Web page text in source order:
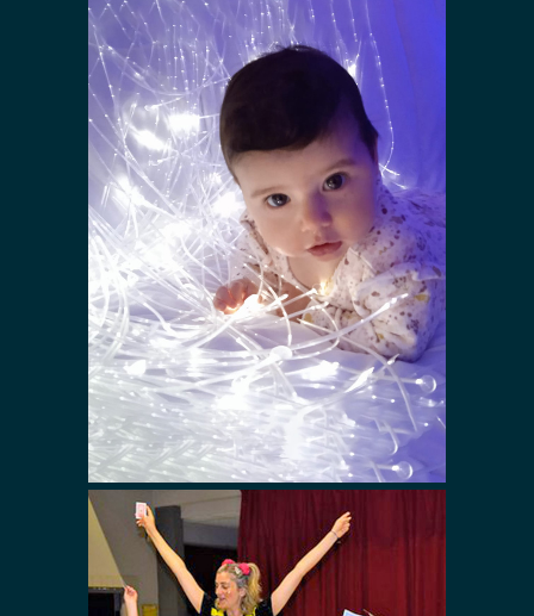
Espace
Snoezelen
éphémère
petite
enfance